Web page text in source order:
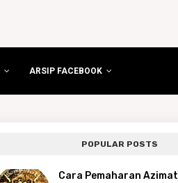
ARSIP FACEBOOK
POPULAR POSTS
Cara Pemaharan Azimat